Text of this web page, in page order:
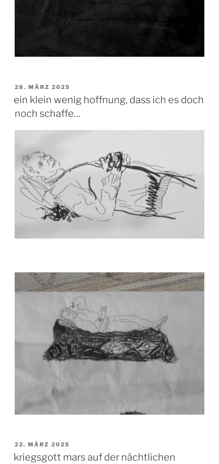
VERÖFFENTLICHT
AM
28. MÄRZ 2025
ein klein wenig hoffnung, dass ich es doch
noch schaffe…
VERÖFFENTLICHT
AM
22. MÄRZ 2025
kriegsgott mars auf der nächtlichen